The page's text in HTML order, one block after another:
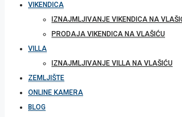
VIKENDICA
IZNAJMLJIVANJE VIKENDICA NA
PRODAJA VIKENDICA NA VLAŠIĆU
VILLA
IZNAJMLJIVANJE VILLA NA VLAŠIĆU
ZEMLJIŠTE
ONLINE KAMERA
BLOG